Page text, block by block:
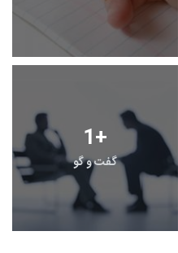
1+
گفت و گو